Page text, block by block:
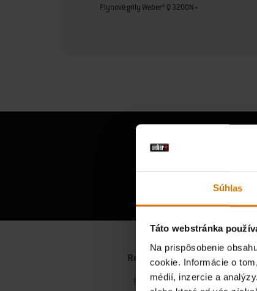
Súhlas
Táto webstránka
Na prispôsobenie
cookie. Informácie o
médií, inzercie a
Plynové grily Weber® Q 3200N+